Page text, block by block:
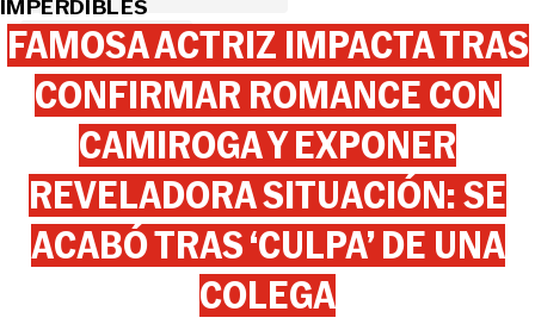
IMPERDIBLES
FAMOSA ACTRIZ IMPACTA TRAS
CONFIRMAR ROMANCE CON
CAMIROGA Y EXPONER
REVELADORA SITUACIÓN: SE
ACABÓ TRAS ‘CULPA’ DE UNA
COLEGA